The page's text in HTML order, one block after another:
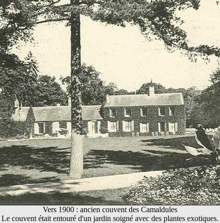
Vers 1900 : ancien couvent des Camaldules
Le couvent était entouré d'un jardin soigné avec des plantes exotiques.